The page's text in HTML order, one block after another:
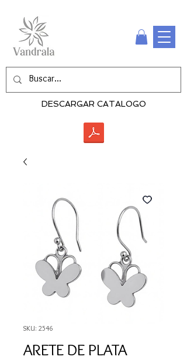
DESCARGAR CATALOGO
SKU: 2546
ARETE DE PLATA